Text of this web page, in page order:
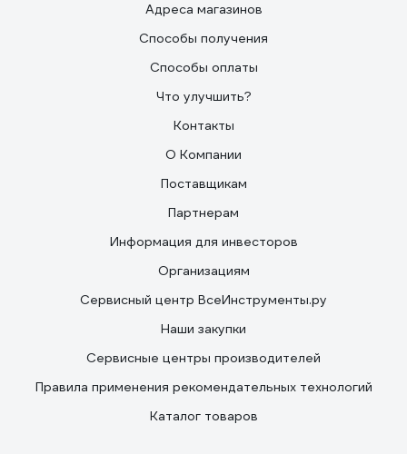
Адреса магазинов
Способы получения
Способы оплаты
Что улучшить?
Контакты
О Компании
Поставщикам
Партнерам
Информация для инвесторов
Организациям
Сервисный центр ВсеИнструменты.ру
Наши закупки
Сервисные центры производителей
Правила применения рекомендательных технологий
Каталог товаров